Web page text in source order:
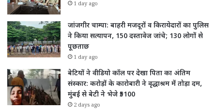
1 day ago
जांजगीर चाम्पा: बाहरी मजदूरों व किरायेदारों का पुलिस
ने किया सत्यापन, 150 दस्तावेज जांचे; 130 लोगों से
पूछताछ
1 day ago
बेटियों ने वीडियो कॉल पर देखा पिता का अंतिम
संस्कार: करोड़ों के कारोबारी ने वृद्धाश्रम में तोड़ा दम,
मुंबई से बेटी ने भेजे ₹5100
2 days ago